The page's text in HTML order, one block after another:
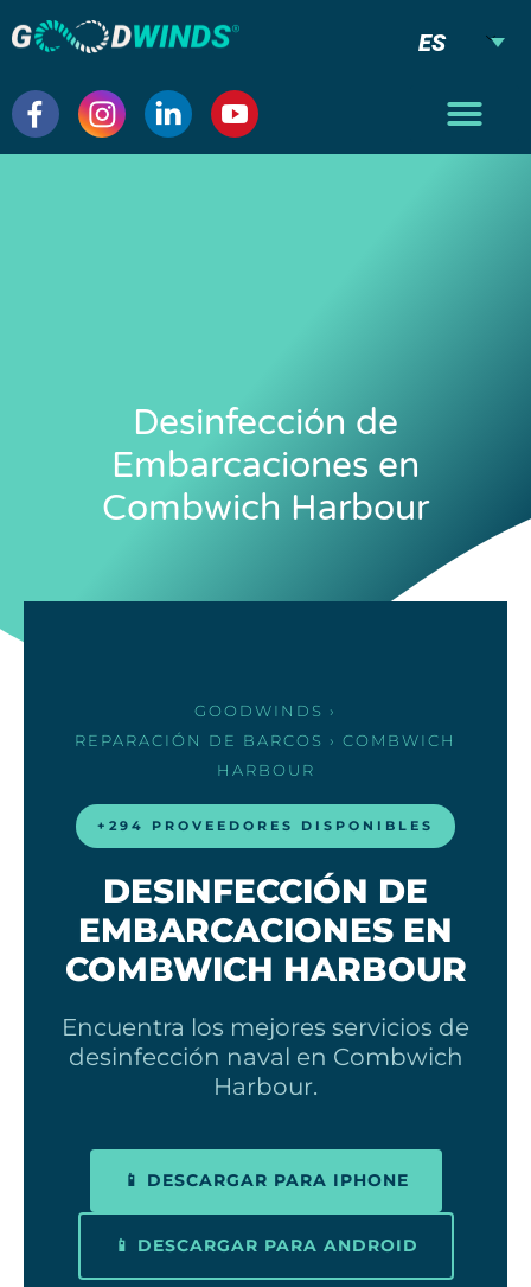
ES
Desinfección de
Embarcaciones en
Combwich Harbour
GOODWINDS ›
REPARACIÓN DE BARCOS › COMBWICH
HARBOUR
+294 PROVEEDORES DISPONIBLES
DESINFECCIÓN DE
EMBARCACIONES EN
COMBWICH HARBOUR
Encuentra los mejores servicios de
desinfección naval en Combwich
Harbour.
📱 DESCARGAR PARA IPHONE
📱 DESCARGAR PARA ANDROID